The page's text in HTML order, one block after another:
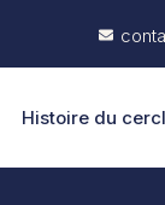
Histoire du